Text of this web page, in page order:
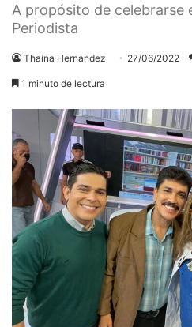
A propósito de celebrarse
Periodista
Thaina Hernandez 27/06/2022
1 minuto de lectura